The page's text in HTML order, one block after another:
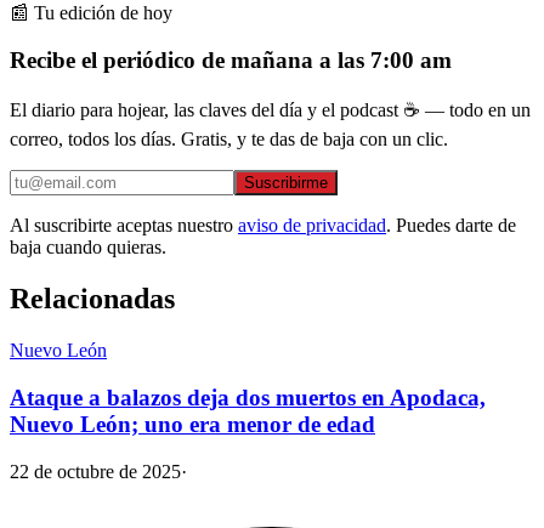
📰 Tu edición de hoy
Recibe el periódico de mañana a las 7:00 am
El diario para hojear, las claves del día y el podcast ☕ — todo en un
correo, todos los días. Gratis, y te das de baja con un clic.
Suscribirme
Al suscribirte aceptas nuestro aviso de privacidad. Puedes darte de
baja cuando quieras.
Relacionadas
Nuevo León
Ataque a balazos deja dos muertos en Apodaca,
Nuevo León; uno era menor de edad
22 de octubre de 2025·